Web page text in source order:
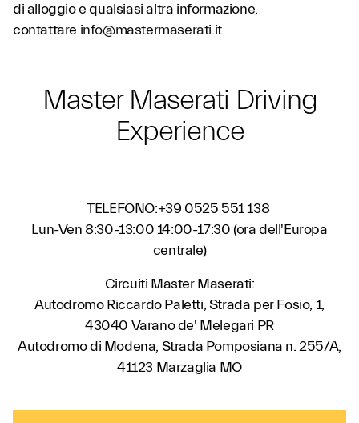
di alloggio e qualsiasi altra informazione,
contattare info@mastermaserati.it
Master Maserati Driving
Experience
TELEFONO:+39 0525 551 138
Lun-Ven 8:30-13:00 14:00-17:30 (ora dell'Europa
centrale)
Circuiti Master Maserati:
Autodromo Riccardo Paletti, Strada per Fosio, 1,
43040 Varano de' Melegari PR
Autodromo di Modena, Strada Pomposiana n. 255/A,
41123 Marzaglia MO